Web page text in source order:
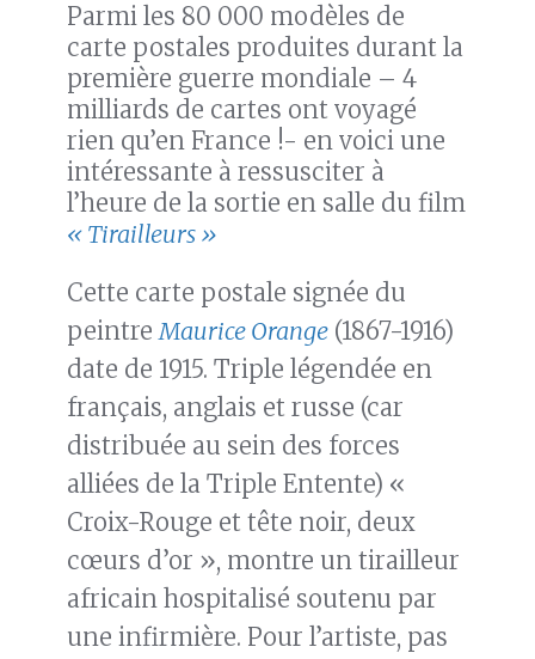
Parmi les 80 000 modèles de
carte postales produites durant la
première guerre mondiale – 4
milliards de cartes ont voyagé
rien qu’en France !- en voici une
intéressante à ressusciter à
l’heure de la sortie en salle du film
« Tirailleurs »
Cette carte postale signée du
peintreMaurice Orange (1867-1916)
date de 1915. Triple légendée en
français, anglais et russe (car
distribuée au sein des forces
alliées de la Triple Entente) «
Croix-Rouge et tête noir, deux
cœurs d’or », montre un tirailleur
africain hospitalisé soutenu par
une infirmière. Pour l’artiste, pas